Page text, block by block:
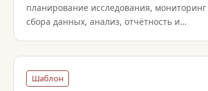
планирование исследования, мониторинг
сбора данных, анализ, отчётность и
Шаблон